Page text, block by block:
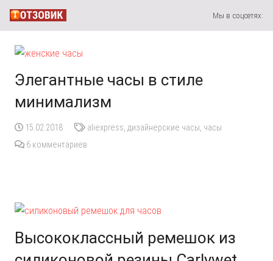
Мы в соцсетях:
Элегантные часы в стиле
минимализм
15.02.2018 aliexpress,дизайнерские часы, часы
6 комментариев
Высококлассный ремешок из